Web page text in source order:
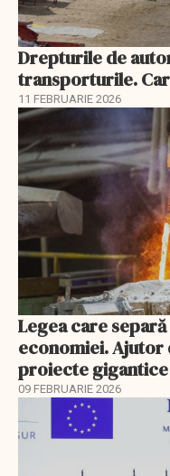
Drepturile de
transporturile.
11 FEBRUARIE 2026
Legea care
economiei. Ajutor
proiecte gigantice
09 FEBRUARIE 2026